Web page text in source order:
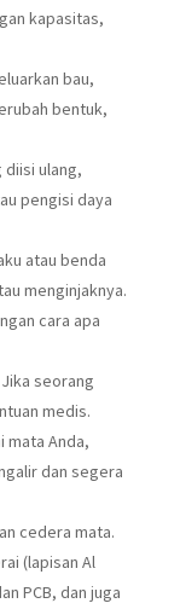
kapasitas,
bau,
bentuk,
diisi ulang,
pengisi daya
atau benda
menginjaknya.
cara apa
seorang
medis.
mata Anda,
dan segera
cedera mata.
(lapisan Al
PCB, dan juga